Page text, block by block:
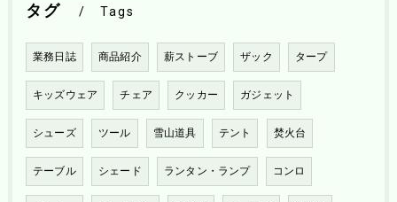
タグ Tags
業務日誌 商品紹介 薪ストーブ ザック タープ
キッズウェア チェア クッカー ガジェット
シューズ ツール 雪山道具 テント 焚火台
テーブル シェード ランタン・ランプ コンロ